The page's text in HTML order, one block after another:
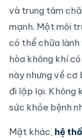
và trung tâm
mạnh. Một môi
có thể chữa lành
hòa không khí
này nhưng về
đi lặp lại. Không
sức khỏe bệnh
Mặt khác, hệ